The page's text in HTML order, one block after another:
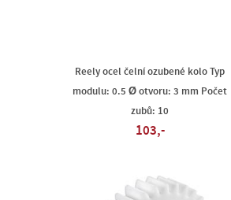
Reely ocel čelní ozubené kolo Typ
modulu: 0.5 Ø otvoru: 3 mm Počet
zubů: 10
103,-